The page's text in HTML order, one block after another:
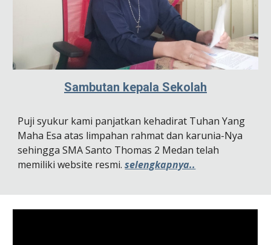
Sambutan kepala Sekolah
Puji syukur kami panjatkan kehadirat Tuhan Yang
Maha Esa atas limpahan rahmat dan karunia-Nya
sehinggaSMA Santo Thomas 2 Medantelah
memiliki website resmi.selengkapnya..